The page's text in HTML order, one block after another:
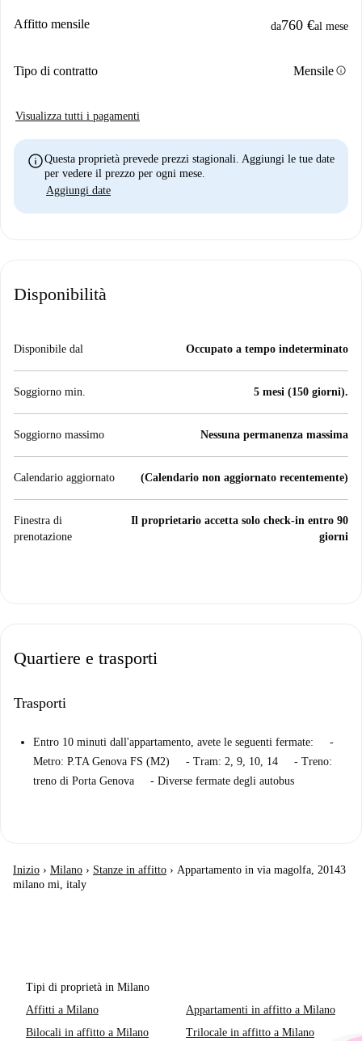
Affitto mensile da760 €al mese
Tipo di contratto Mensileinfo
Visualizza tutti i pagamenti
infoQuesta proprietà prevede prezzi stagionali. Aggiungi le tue date
per vedere il prezzo per ogni mese.
Aggiungi date
Disponibilità
Disponibile dal Occupato a tempo indeterminato
Soggiorno min. 5 mesi (150 giorni).
Soggiorno massimo Nessuna permanenza massima
Calendario aggiornato (Calendario non aggiornato recentemente)
Finestra di
prenotazione
Il proprietario accetta solo check-in entro 90
giorni
Quartiere e trasporti
Trasporti
Entro 10 minuti dall'appartamento, avete le seguenti fermate: -
Metro: P.TA Genova FS (M2) - Tram: 2, 9, 10, 14 - Treno:
treno di Porta Genova - Diverse fermate degli autobus
Inizio › Milano › Stanze in affitto › Appartamento in via magolfa, 20143
milano mi, italy
Tipi di proprietà in Milano
Affitti a Milano
Appartamenti in affitto a Milano
Bilocali in affitto a Milano
Trilocale in affitto a Milano